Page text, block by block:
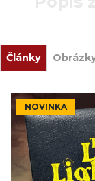
Články
NOVINKA